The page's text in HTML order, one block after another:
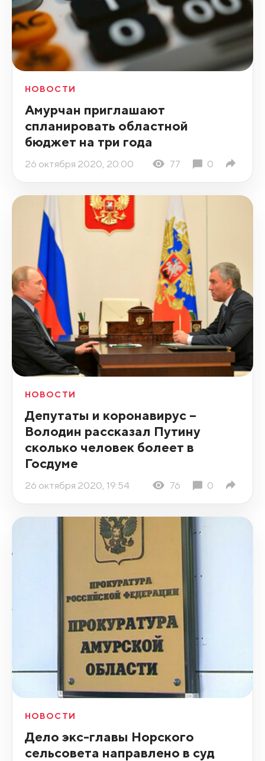
НОВОСТИ
Амурчан приглашают
спланировать областной
бюджет на три года
26 октября 2020, 20:00 77 0
НОВОСТИ
Депутаты и коронавирус –
Володин рассказал Путину
сколько человек болеет в
Госдуме
26 октября 2020, 19:54 76 0
НОВОСТИ
Дело экс-главы Норского
сельсовета направлено в суд